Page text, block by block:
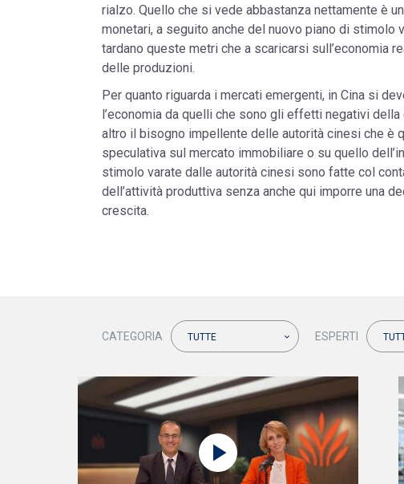
rialzo. Quello che si vede abbastanza nettamente è
monetari, a seguito anche del nuovo piano di stimolo
tardano queste metri che a scaricarsi sull’economia
delle produzioni.
Per quanto riguarda i mercati emergenti, in Cina si
l’economia da quelli che sono gli effetti negativi
altro il bisogno impellente delle autorità cinesi che è
speculativa sul mercato immobiliare o su quello
stimolo varate dalle autorità cinesi sono fatte col
dell’attività produttiva senza anche qui imporre una
crescita.
CATEGORIA TUTTE ESPERTI